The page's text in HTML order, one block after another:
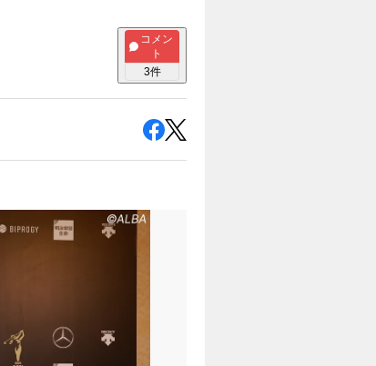
コメン
ト
3件